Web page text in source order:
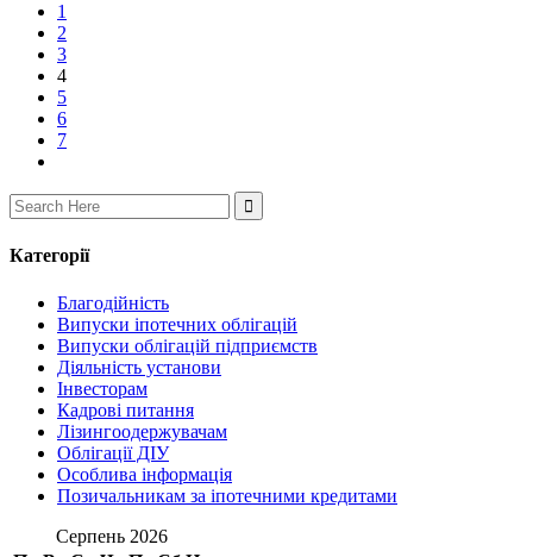
1
2
3
4
5
6
7
Search
for:
Категорії
Благодійність
Випуски іпотечних облігацій
Випуски облігацій підприємств
Діяльність установи
Інвесторам
Кадрові питання
Лізингоодержувачам
Облігації ДІУ
Особлива інформація
Позичальникам за іпотечними кредитами
Серпень 2026